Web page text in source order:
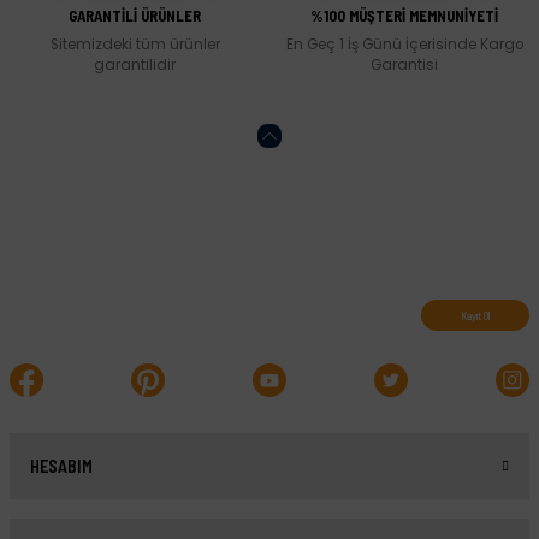
GARANTİLİ ÜRÜNLER
Sitemizdeki tüm ürünler
garantilidir
%100 MÜŞTERİ MEMNUNİYETİ
En Geç 1 İş Günü İçerisinde Kargo
Garantisi
Kayıt Ol
HESABIM